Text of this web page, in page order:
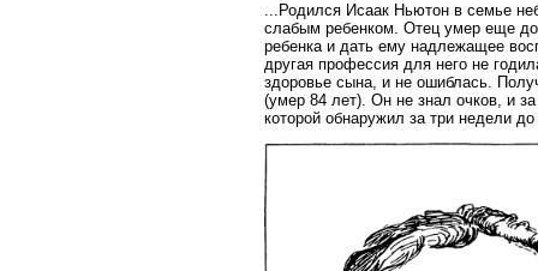
...Родился Исаак Ньютон в семье
слабым ребенком. Отец умер еще
ребенка и дать ему надлежащее
другая профессия для него не
здоровье сына, и не ошиблась.
(умер 84 лет). Он не знал очков, и
которой обнаружил за три недели